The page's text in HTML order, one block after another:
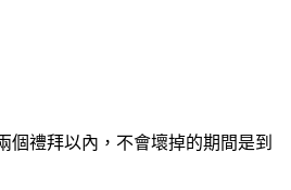
個禮拜以內，不會壞掉的期間是到